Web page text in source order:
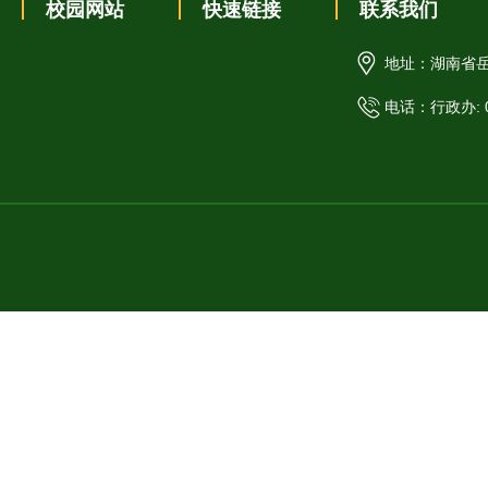
校园网站 快速链接 联系我们
地址：湖南省
电话：行政办